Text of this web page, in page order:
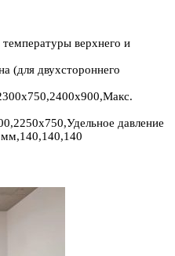
температуры верхнего и
(для двухстороннего
давление
мм,140,140,140